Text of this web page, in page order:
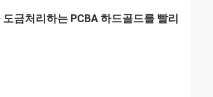
금처리하는 PCBA 하드골드를 빨리